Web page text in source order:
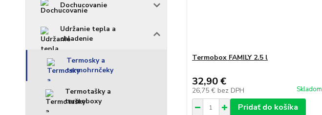
Dochucovanie
Udržanie tepla a
chladenie
Termosky a
termohrnčeky
Termotašky a
termoboxy
Termobox FAMILY 2.5 l
32,90 €
26,75 € bez DPH Skladom
Pridať do košíka